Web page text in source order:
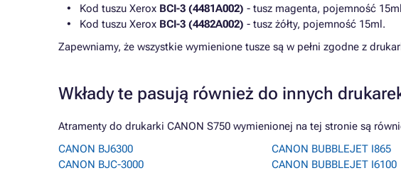
Kod tuszu Xerox BCI-3 (4481A002) - tusz magenta, pojemność
Kod tuszu Xerox BCI-3 (4482A002) - tusz żółty, pojemność 15ml.
Zapewniamy, że wszystkie wymienione tusze są w pełni zgodne z
Wkłady te pasują również do innych
Atramenty do drukarki CANON S750 wymienionej na tej stronie są
CANON BJ6300
CANON BJC-3000
CANON BUBBLEJET I865
CANON BUBBLEJET I6100